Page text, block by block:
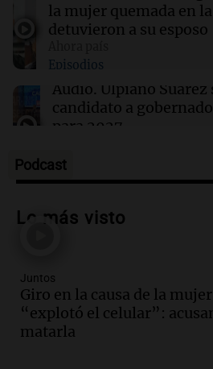
AySA brindará agua
la Fiesta de San Cayetano
la mujer quemada en
detuvieron a su esposo
Episodios
Audio. Ulpiano Suárez
candidato a
para 2027
Episodios
Audio.Críticas a
temporal de nieve en la
Audio.
Miguel de Tucumán
tras explosión mortal
Panorama Federal
Podcast
Lo más visto
Juntos
Giro en la causa de la
“explotó el celular”:
matarla